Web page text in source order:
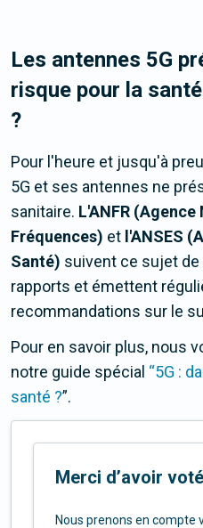
Les antennes 5G
risque pour la
?
Pour l'heure et jusqu'à
5G et ses antennes ne
sanitaire. L'ANFR
Fréquences) et l'ANSES
Santé) suivent ce sujet
rapports et émettent
recommandations sur le
Pour en savoir plus, nous
notre guide spécial “5G :
santé ?”.
Merci d’avoir voté
Nous prenons en compte